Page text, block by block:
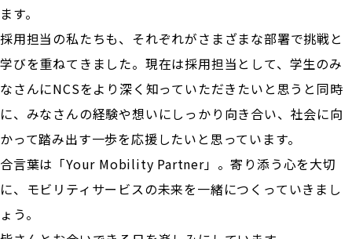
ます。
採用担当の私たちも、それぞれがさまざまな部署で挑戦と
学びを重ねてきました。現在は採用担当として、学生のみ
なさんにNCSをより深く知っていただきたいと思うと同時
に、みなさんの経験や想いにしっかり向き合い、社会に向
かって踏み出す一歩を応援したいと思っています。
合言葉は「Your Mobility Partner」。寄り添う心を大切
に、モビリティサービスの未来を一緒につくっていきまし
ょう。